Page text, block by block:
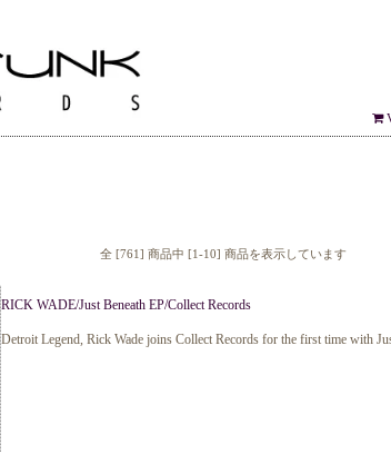
全 [761] 商品中 [1-10] 商品を表示しています
RICK WADE/Just Beneath EP/Collect Records
Detroit Legend, Rick Wade joins Collect Records for the first time with